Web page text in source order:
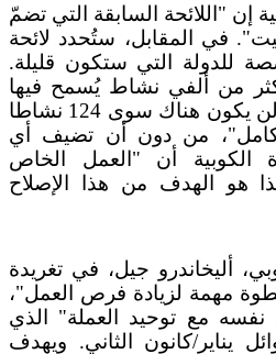
إن "اللائحة السابقة التي تضمّ
في المقابل، ستُحدد لائحة
للدولة التي ستكون قليلة.
من ألفي نشاط يُسمح فيها
بممارسة العمل الخاص، لن يكون هناك سوى 124 نشاطا
من دون أن تضيف أي
الكوبية أن "العمل الخاص
هو الهدف من هذا الإصلاح
أليخاندرو جيل، في تغريدة
مهمة لزيادة فرص العمل"،
نفسه مع توحيد العملة" الذي
يناير/كانون الثاني. ويهدف